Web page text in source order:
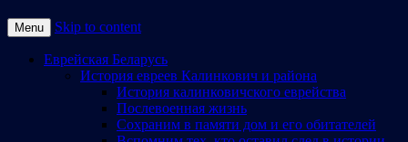
Menu Skip to content
Еврейская Беларусь
История евреев Калинкович и района
История калинковичского еврейства
Послевоенная жизнь
Сохраним в памяти дом и его обитателей